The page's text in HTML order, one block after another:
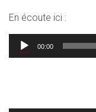
En écoute ici :
Lecteur
audio
00:00